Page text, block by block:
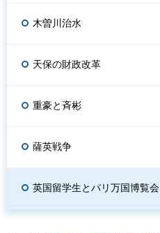
木曽川治水
天保の財政改革
重豪と斉彬
薩英戦争
英国留学生とパリ万国博覧会